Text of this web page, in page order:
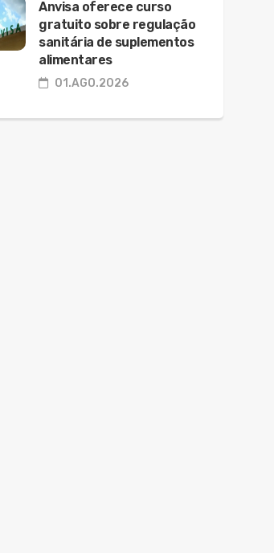
Anvisa oferece curso
gratuito sobre regulação
sanitária de suplementos
alimentares
01.AGO.2026